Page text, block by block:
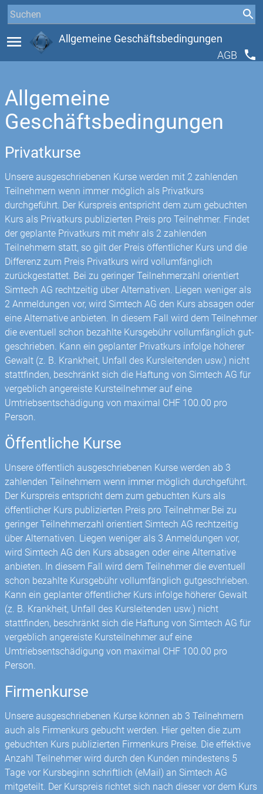
menu
Allgemeine Geschäftsbedingungen
AGB
phone
Allgemeine
Geschäftsbedingungen
Privatkurse
Unsere ausgeschriebenen Kurse werden mit 2 zahlenden
Teilnehmern wenn immer möglich als Privatkurs
durchgeführt. Der Kurspreis entspricht dem zum gebuchten
Kurs als Privatkurs publizierten Preis pro Teilnehmer. Findet
der geplante Privatkurs mit mehr als 2 zahlenden
Teilnehmern statt, so gilt der Preis öffentlicher Kurs und die
Differenz zum Preis Privatkurs wird vollumfänglich
zurückgestattet. Bei zu geringer Teilnehmerzahl orientiert
Simtech AG rechtzeitig über Alternativen. Liegen weniger als
2 Anmeldungen vor, wird Simtech AG den Kurs absagen oder
eine Alternative anbieten. In diesem Fall wird dem Teilnehmer
die eventuell schon bezahlte Kursgebühr vollumfänglich gut­
geschrieben. Kann ein geplanter Privatkurs infolge höherer
Gewalt (z. B. Krankheit, Unfall des Kursleitenden usw.) nicht
stattfinden, beschränkt sich die Haftung von Simtech AG für
vergeblich angereiste Kursteilnehmer auf eine
Umtriebsentschädigung von maximal CHF 100.00 pro
Person.
Öffentliche Kurse
Unsere öffentlich ausgeschriebenen Kurse werden ab 3
zahlenden Teilnehmern wenn immer möglich durchgeführt.
Der Kurspreis entspricht dem zum gebuchten Kurs als
öffentlicher Kurs publizierten Preis pro Teilnehmer.Bei zu
geringer Teilnehmerzahl orientiert Simtech AG rechtzeitig
über Alternativen. Liegen weniger als 3 Anmeldungen vor,
wird Simtech AG den Kurs absagen oder eine Alternative
anbieten. In diesem Fall wird dem Teilnehmer die eventuell
schon bezahlte Kursgebühr vollumfänglich gut­geschrieben.
Kann ein geplanter öffentlicher Kurs infolge höherer Gewalt
(z. B. Krankheit, Unfall des Kursleitenden usw.) nicht
stattfinden, beschränkt sich die Haftung von Simtech AG für
vergeblich angereiste Kursteilnehmer auf eine
Umtriebsentschädigung von maximal CHF 100.00 pro
Person.
Firmenkurse
Unsere ausgeschriebenen Kurse können ab 3 Teilnehmern
auch als Firmenkurs gebucht werden. Hier gelten die zum
gebuchten Kurs publizierten Firmenkurs Preise. Die effektive
Anzahl Teilnehmer wird durch den Kunden mindestens 5
Tage vor Kursbeginn schriftlich (eMail) an Simtech AG
mitgeteilt. Der Kurspreis richtet sich nach dieser vor dem Kurs